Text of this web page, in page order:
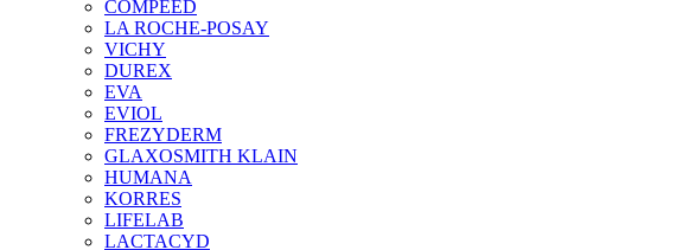
COMPEED
LA ROCHE-POSAY
VICHY
DUREX
EVA
EVIOL
FREZYDERM
GLAXOSMITH KLAIN
HUMANA
KORRES
LIFELAB
LACTACYD